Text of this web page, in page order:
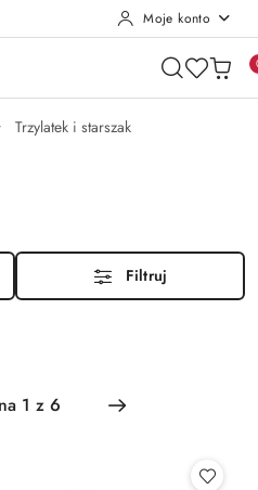
Moje konto
Trzylatek i starszak
Filtruj